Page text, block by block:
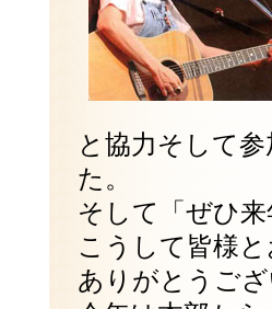
と協力そして
た。
そして「ぜひ
こうして皆様
ありがとうご